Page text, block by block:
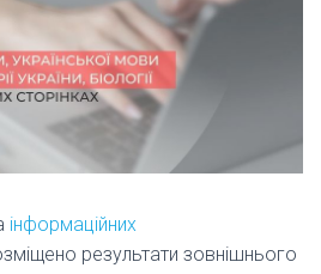
інформаційних
результати зовнішнього